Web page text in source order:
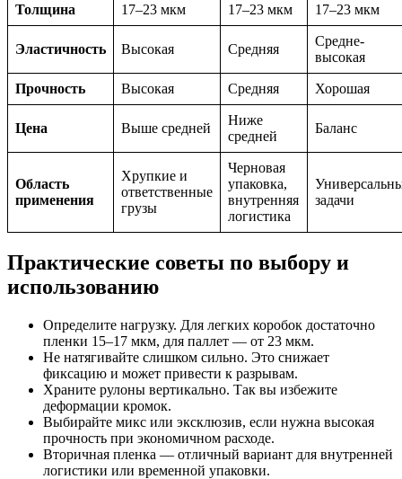
Толщина 17–23 мкм 17–23 мкм 17–23 мкм
Эластичность Высокая Средняя
Средне-
высокая
Прочность Высокая Средняя Хорошая
Цена Выше средней
Ниже
средней
Баланс
Область
применения
Хрупкие и
ответственные
грузы
Черновая
упаковка,
внутренняя
логистика
задачи
Практические советы по выбору и
использованию
Определите нагрузку. Для легких коробок достаточно
пленки 15–17 мкм, для паллет — от 23 мкм.
Не натягивайте слишком сильно. Это снижает
фиксацию и может привести к разрывам.
Храните рулоны вертикально. Так вы избежите
деформации кромок.
Выбирайте микс или эксклюзив, если нужна высокая
прочность при экономичном расходе.
Вторичная пленка — отличный вариант для внутренней
логистики или временной упаковки.